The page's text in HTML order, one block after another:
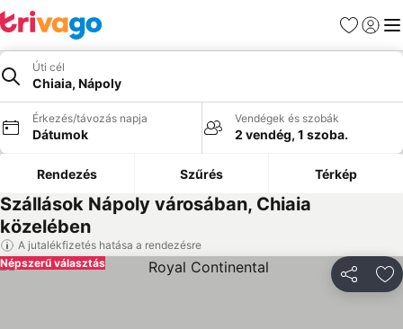
Kedvencek
Úti cél
Chiaia, Nápoly
Érkezés/távozás napja
Dátumok
Vendégek és szobák
2 vendég, 1 szoba.
Rendezés Szűrés Térkép
Szállások Nápoly városában, Chiaia
közelében
A jutalékfizetés hatása a rendezésre
Népszerű választás